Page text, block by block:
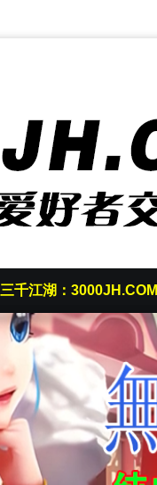
三千江湖：3000JH.COM